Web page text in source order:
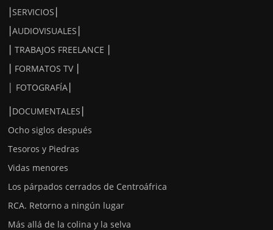
⎮SERVICIOS⎮
⎮AUDIOVISUALES⎮
⎮ TRABAJOS FREELANCE ⎮
⎮ FORMATOS TV ⎮
│ FOTOGRAFÍA⎮
⎮DOCUMENTALES⎮
Ocho siglos después
Tesoros y Piedras
Vidas menores
Los párpados cerrados de Centroáfrica
RCA. Retorno a ningún lugar
Más allá de la colina y la selva